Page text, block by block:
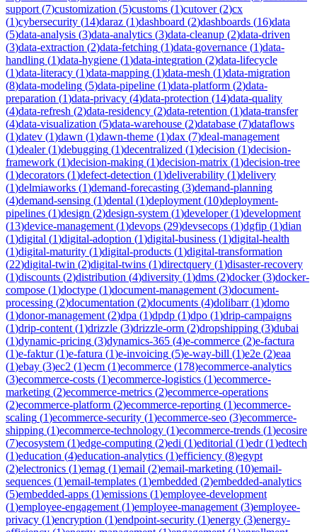
support (7)customization (5)customs (1)cutover(2)cx
(1)cybersecurity (14)daraz (1)dashboard (2)dashboards (16)data
(5)data-analysis (3)data-analytics (3)data-cleanup (2)data-driven
(3)data-extraction (2)data-fetching (1)data-governance (1)data-
handling (1)data-hygiene (1)data-integration (2)data-lifecycle
(1)data-literacy (1)data-mapping (1)data-mesh (1)data-migration
(8)data-modeling (5)data-pipeline (1)data-platform (2)data-
preparation (1)data-privacy (4)data-protection (14)data-quality
(4)data-refresh (2)data-residency (2)data-retention (1)data-transfer
(4)data-visualization (5)data-warehouse (2)database (7)dataflows
(1)datev (1)dawn (1)dawn-theme (1)dax (7)deal-management
(1)dealer(1)debugging (1)decentralized (1)decision (1)decision-
framework (1)decision-making (1)decision-matrix (1)decision-tree
(1)decorators (1)defect-detection (1)deliverability (1)delivery
(1)delmiaworks (1)demand-forecasting (3)demand-planning
(4)demand-sensing (1)dental (1)deployment (10)deployment-
pipelines (1)design (2)design-system (1)developer(1)development
(13)device-management (1)devops (29)devsecops (1)dgfip (1)dian
(1)digital (1)digital-adoption (1)digital-business (1)digital-health
(1)digital-maturity (1)digital-products (1)digital-transformation
(22)digital-twin (2)digital-twins (1)directquery (1)disaster-recovery
(1)discounts (2)distribution (4)diversity (1)dms (2)docker(3)docker-
compose (1)doctype (1)document-management (3)document-
processing (2)documentation (2)documents (4)dolibarr(1)domo
(1)donor-management (2)dpa (1)dpdp (1)dpo (1)drip-campaigns
(1)drip-content (1)drizzle (3)drizzle-orm (2)dropshipping (3)dubai
(1)dynamic-pricing (3)dynamics-365 (4)e-commerce (2)e-factura
(1)e-faktur(1)e-fatura (1)e-invoicing (5)e-way-bill (1)e2e (2)eaa
(1)ebay (3)ec2 (1)ecm (1)ecommerce (178)ecommerce-analytics
(3)ecommerce-costs (1)ecommerce-logistics (1)ecommerce-
marketing (2)ecommerce-metrics (2)ecommerce-operations
(2)ecommerce-platform (2)ecommerce-reporting (1)ecommerce-
scaling (1)ecommerce-security (1)ecommerce-seo (3)ecommerce-
shipping (1)ecommerce-technology (1)ecommerce-trends (1)ecosire
(7)ecosystem (1)edge-computing (2)edi (1)editorial (1)edr(1)edtech
(1)education (4)education-analytics (1)efficiency (8)egypt
(2)electronics (1)emag (1)email (2)email-marketing (10)email-
sequences (1)email-templates (1)embedded (2)embedded-analytics
(5)embedded-apps (1)emissions (1)employee-development
(1)employee-engagement (1)employee-management (3)employee-
privacy (1)encryption (1)endpoint-security (1)energy (3)energy-